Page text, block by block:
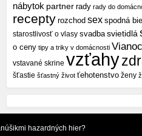
nábytok partner rady rady do
recepty rozchod sex spodná
starostlivosť o vlasy svadba svietidlá
o ceny tipy a triky v domácnosti
vstavané skrine vzťahy
šťastie šťastný život ťehotenstvo ženy
hazardných hier?